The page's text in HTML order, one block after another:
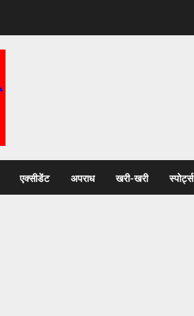
एक्सीडेंट अपराध खरी-खरी स्पोर्ट्स